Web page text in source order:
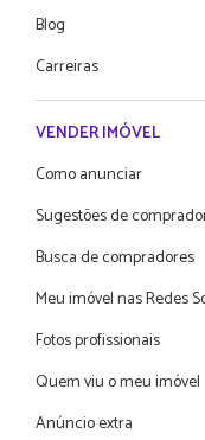
Blog
Carreiras
VENDER IMÓVEL
Como anunciar
Sugestões de
Busca de compradores
Meu imóvel nas Redes
Fotos profissionais
Quem viu o meu imóvel
Anúncio extra